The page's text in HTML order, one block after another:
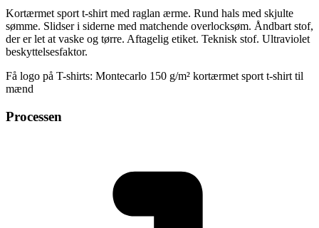
Kortærmet sport t-shirt med raglan ærme. Rund hals med skjulte
sømme. Slidser i siderne med matchende overlocksøm. Åndbart stof,
der er let at vaske og tørre. Aftagelig etiket. Teknisk stof. Ultraviolet
beskyttelsesfaktor.
Få logo på T-shirts: Montecarlo 150 g/m² kortærmet sport t-shirt til
mænd
Processen